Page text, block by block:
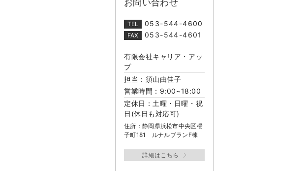
TEL 053-544-4600
FAX 053-544-4601
有限会社キャリア・アッ
プ
担当：須山由佳子
営業時間：9:00~18:00
定休日：土曜・日曜・祝
日(休日も対応可)
住所：静岡県浜松市中央区楊
子町181 ルナルブランF棟